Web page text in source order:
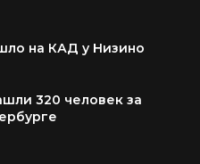
на КАД у Низино
320 человек за